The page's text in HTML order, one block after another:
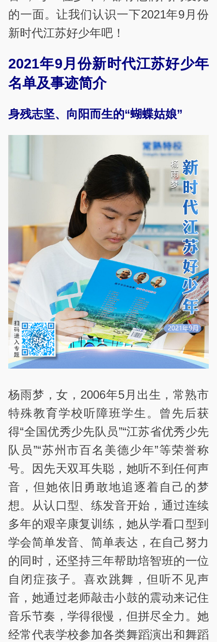
的一面。让我们认识一下2021年9月份
新时代江苏好少年吧！
2021年9月份新时代江苏好少年
名单及事迹简介
身残志坚、向阳而生的“蝴蝶姑娘”
杨雨梦，女，2006年5月出生，常熟市
特殊教育学校听障班学生。曾先后获
得“全国优秀少先队员”“江苏省优秀少先
队员”“苏州市百名美德少年”等荣誉称
号。因先天双耳失聪，她听不到任何声
音，但她依旧勇敢地追逐着自己的梦
想。从认口型、练发音开始，通过连续
多年的艰辛康复训练，她从学看口型到
学会简单发音、简单表达，在自己努力
的同时，还坚持三年帮助培智班的一位
自闭症孩子。喜欢跳舞，但听不见声
音，她通过老师敲击小鼓的震动来记住
音乐节奏，学得很慢，但拼尽全力。她
经常代表学校参加各类舞蹈演出和舞蹈